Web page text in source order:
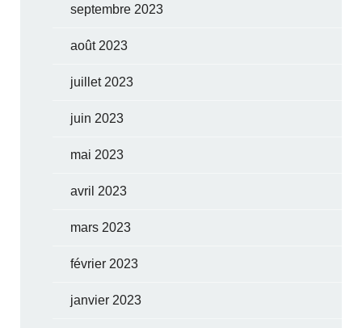
septembre 2023
août 2023
juillet 2023
juin 2023
mai 2023
avril 2023
mars 2023
février 2023
janvier 2023